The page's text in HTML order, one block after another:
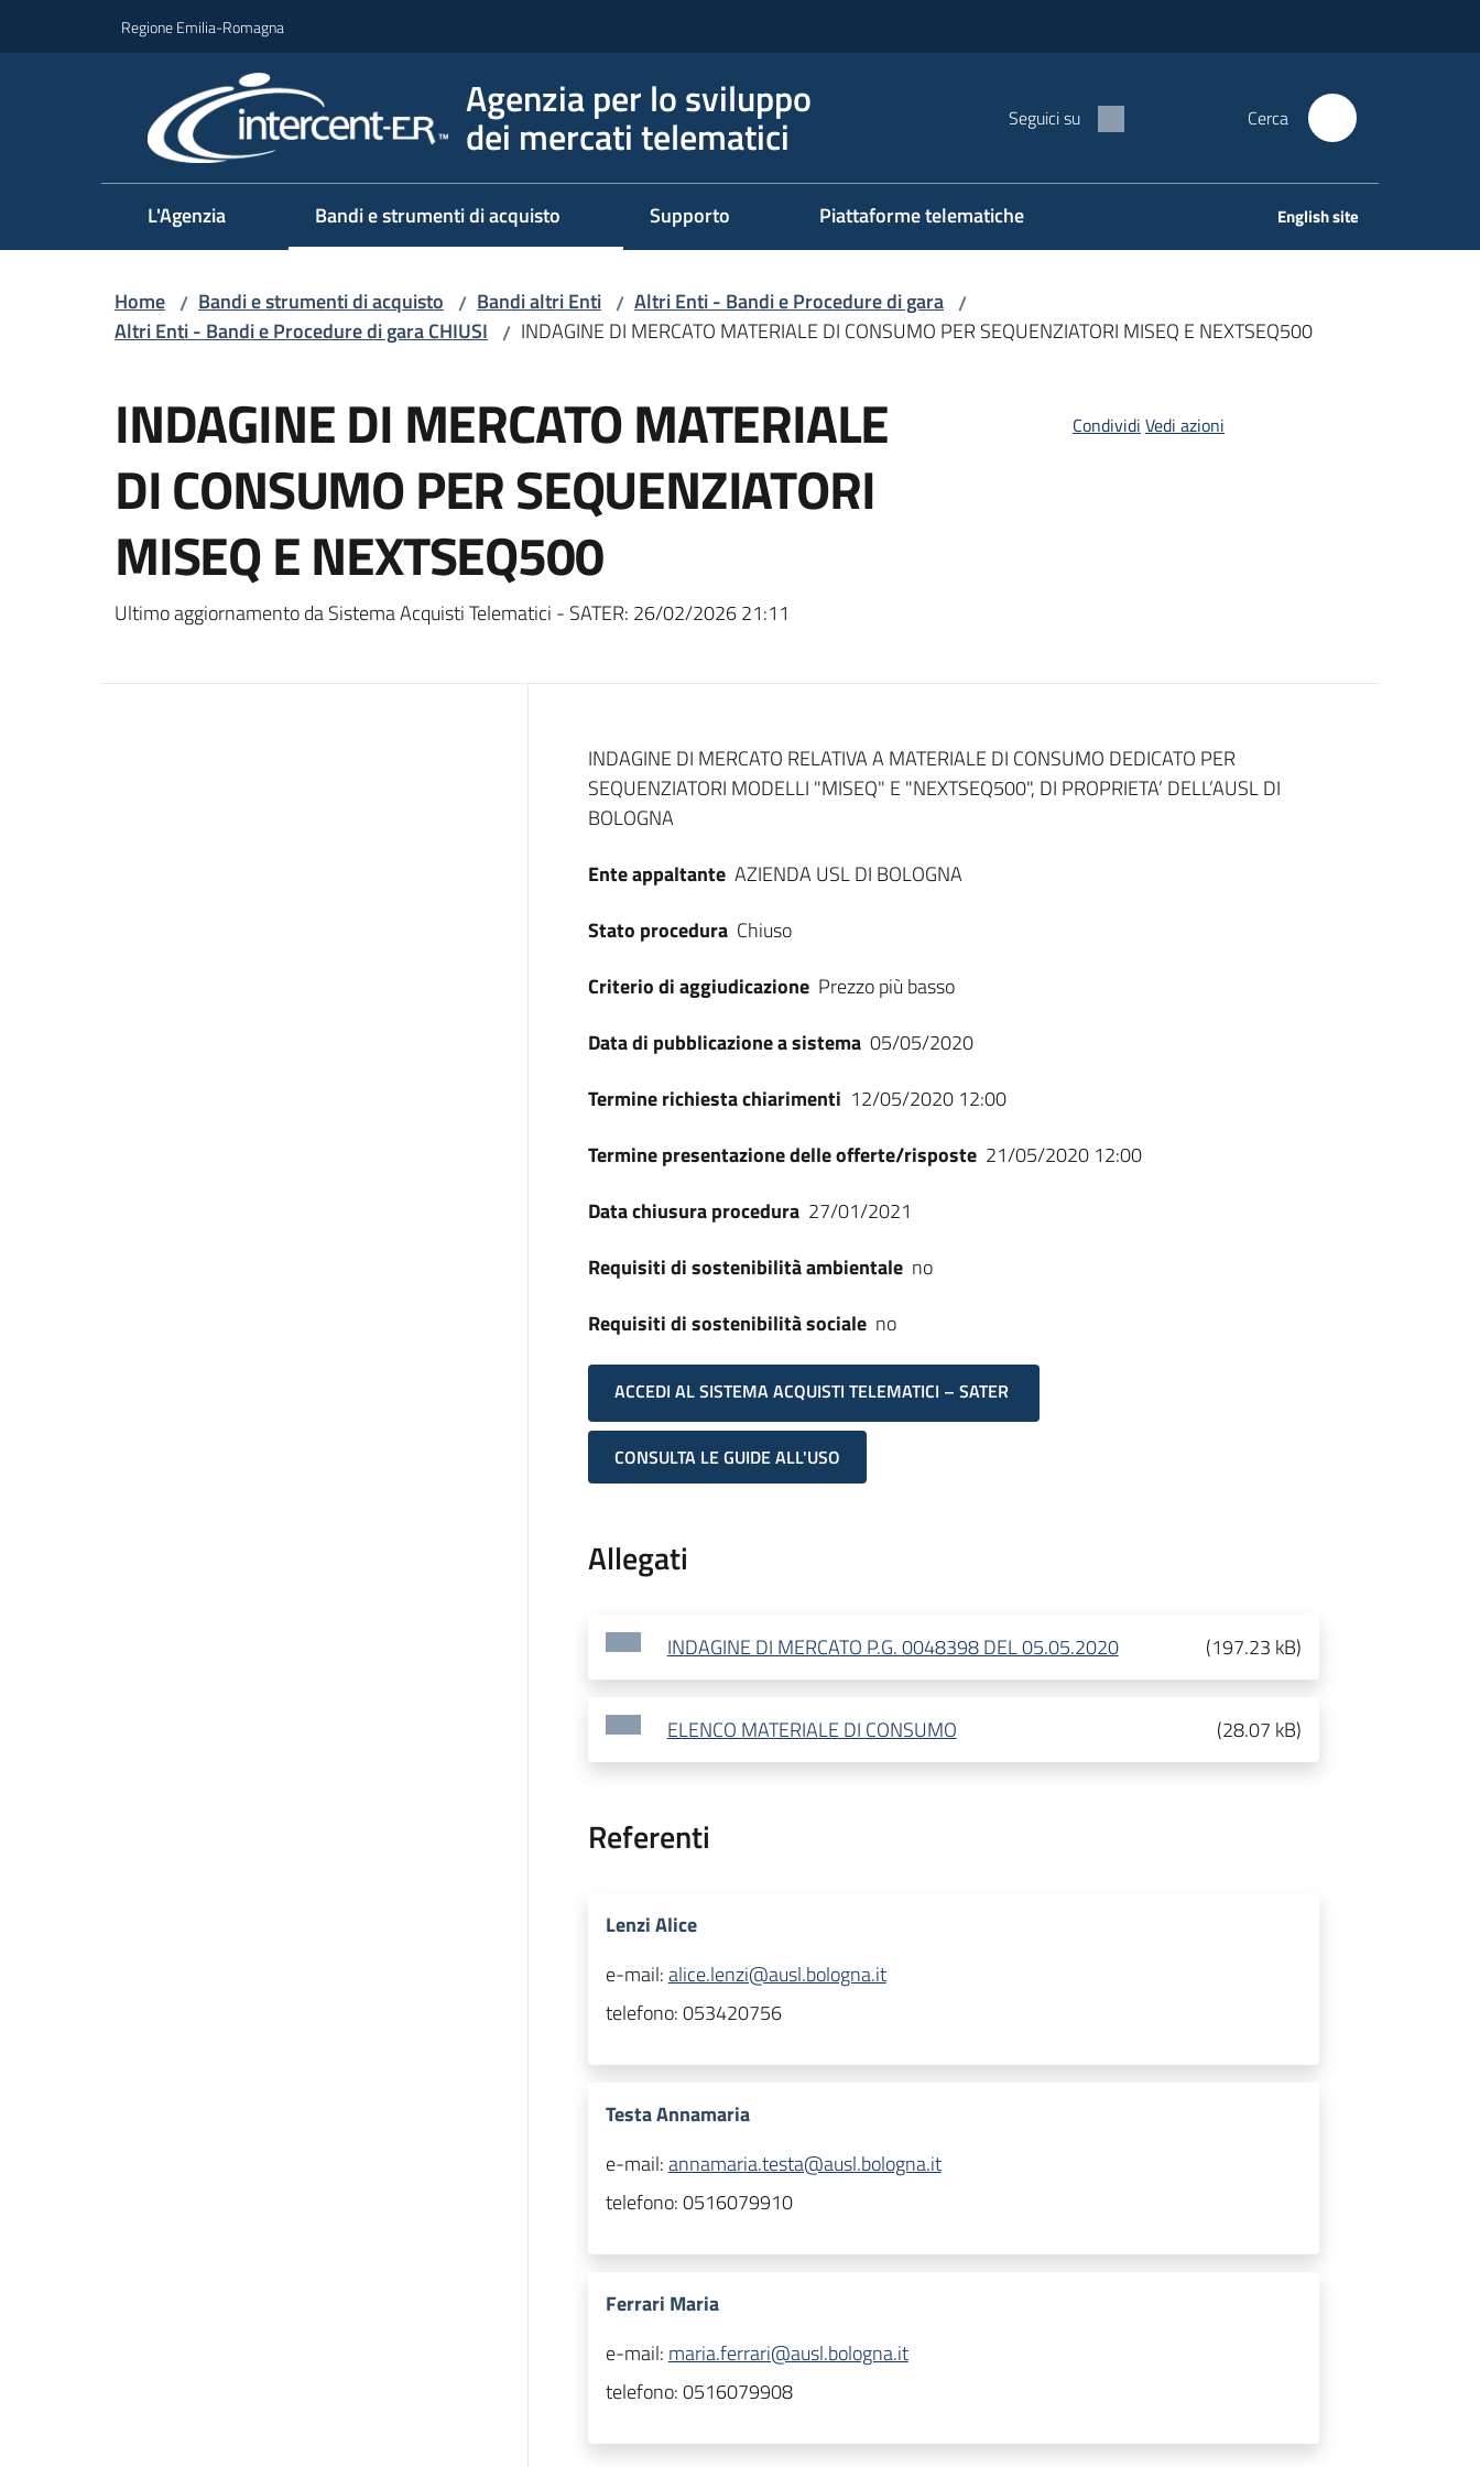
Regione Emilia-Romagna
Agenzia per lo sviluppo
dei mercati telematici Seguici su Cerca
L'Agenzia Bandi e strumenti di acquisto Supporto Piattaforme telematiche English site
Home / Bandi e strumenti di acquisto / Bandi altri Enti / Altri Enti - Bandi e Procedure di gara /
Altri Enti - Bandi e Procedure di gara CHIUSI / INDAGINE DI MERCATO MATERIALE DI CONSUMO PER SEQUENZIATORI MISEQ E NEXTSEQ500
INDAGINE DI MERCATO MATERIALE
DI CONSUMO PER SEQUENZIATORI
MISEQ E NEXTSEQ500
Ultimo aggiornamento da Sistema Acquisti Telematici - SATER: 26/02/2026 21:11
Condividi Vedi azioni
Dati del bando
INDAGINE DI MERCATO RELATIVA A MATERIALE DI CONSUMO DEDICATO PER
SEQUENZIATORI MODELLI "MISEQ" E "NEXTSEQ500", DI PROPRIETA’ DELL’AUSL DI
BOLOGNA
Ente appaltante AZIENDA USL DI BOLOGNA
Stato procedura Chiuso
Criterio di aggiudicazione Prezzo più basso
Data di pubblicazione a sistema 05/05/2020
Termine richiesta chiarimenti 12/05/2020 12:00
Termine presentazione delle offerte/risposte 21/05/2020 12:00
Data chiusura procedura 27/01/2021
Requisiti di sostenibilità ambientale no
Requisiti di sostenibilità sociale no
ACCEDI AL SISTEMA ACQUISTI TELEMATICI – SATER
CONSULTA LE GUIDE ALL'USO
Allegati
INDAGINE DI MERCATO P.G. 0048398 DEL 05.05.2020 (197.23 kB)
ELENCO MATERIALE DI CONSUMO (28.07 kB)
Referenti
Lenzi Alice
e-mail:alice.lenzi@ausl.bologna.it
telefono:053420756
Testa Annamaria
e-mail:annamaria.testa@ausl.bologna.it
telefono:0516079910
Ferrari Maria
e-mail: maria.ferrari@ausl.bologna.it
telefono:0516079908